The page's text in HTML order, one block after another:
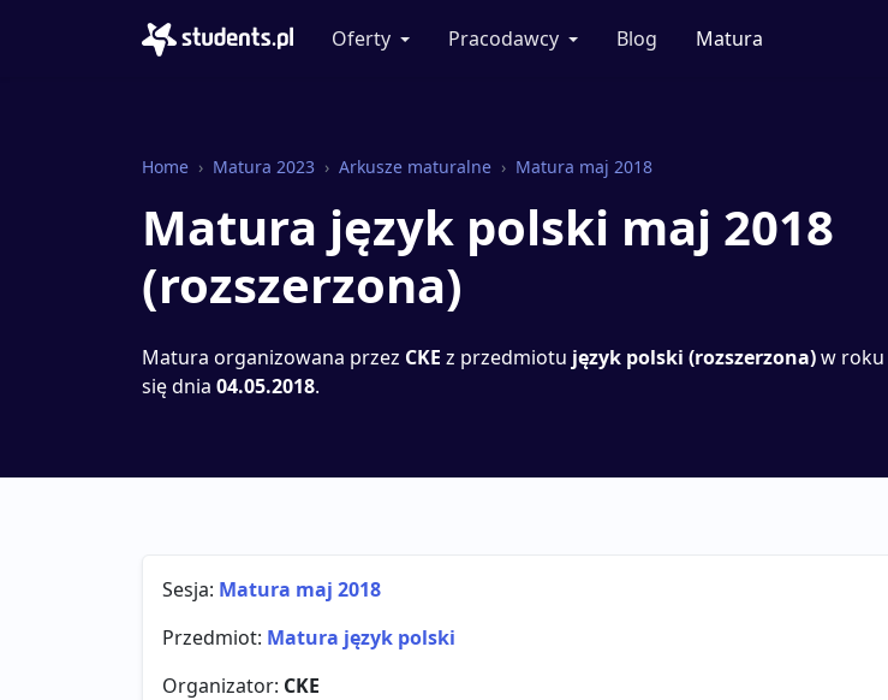
Oferty Pracodawcy Blog Matura
Home Matura 2023 Arkusze maturalne Matura maj 2018
Matura język polski maj 2018
(rozszerzona)
Matura organizowana przez CKE z przedmiotu język polski (rozszerzona)w roku
się dnia 04.05.2018.
Sesja: Matura maj 2018
Przedmiot: Matura język polski
Organizator: CKE